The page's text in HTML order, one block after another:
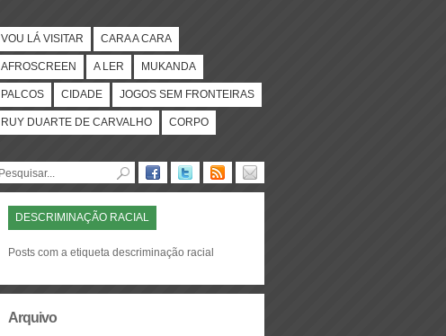
VOU LÁ VISITAR CARA A CARA
AFROSCREEN A LER MUKANDA
PALCOS CIDADE JOGOS SEM FRONTEIRAS
RUY DUARTE DE CARVALHO CORPO
DESCRIMINAÇÃO RACIAL
Posts com a etiqueta descriminação racial
Arquivo